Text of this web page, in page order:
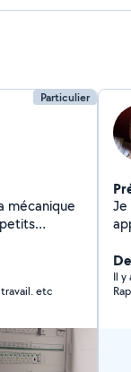
Particulier
Je
Il y